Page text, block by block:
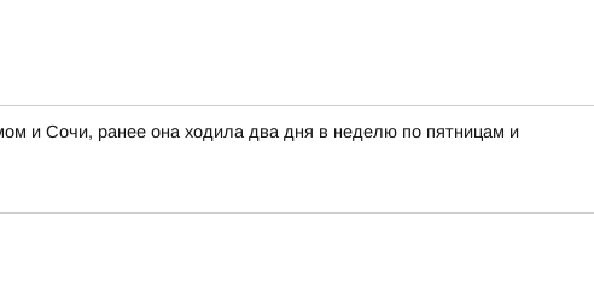
и Сочи, ранее она ходила два дня в неделю по пятницам и